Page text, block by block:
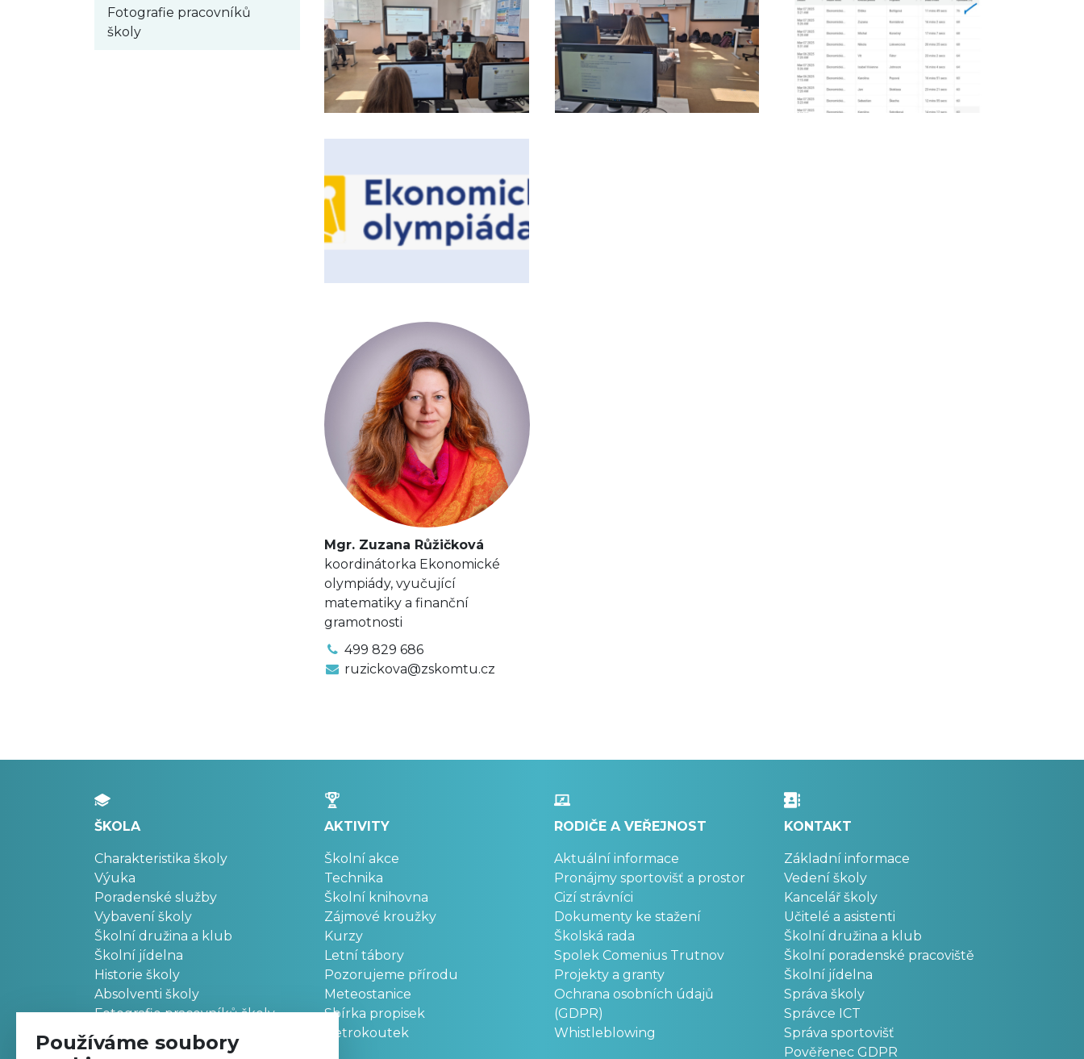
Fotografie pracovníků
školy
Mgr. Zuzana Růžičková
koordinátorka Ekonomické
olympiády, vyučující
matematiky a finanční
gramotnosti
499 829 686
ruzickova@zskomtu.cz
ŠKOLA
Charakteristika školy
Výuka
Poradenské služby
Vybavení školy
Školní družina a klub
Školní jídelna
Historie školy
Absolventi školy
Fotografie pracovníků školy
AKTIVITY
Školní akce
Technika
Školní knihovna
Zájmové kroužky
Kurzy
Letní tábory
Pozorujeme přírodu
Meteostanice
Sbírka propisek
Retrokoutek
RODIČE A VEŘEJNOST
Aktuální informace
Pronájmy sportovišť a prostor
Cizí strávníci
Dokumenty ke stažení
Školská rada
Spolek Comenius Trutnov
Projekty a granty
Ochrana osobních údajů
(GDPR)
Whistleblowing
KONTAKT
Základní informace
Vedení školy
Kancelář školy
Učitelé a asistenti
Školní družina a klub
Školní poradenské pracoviště
Školní jídelna
Správa školy
Správce ICT
Správa sportovišť
Pověřenec GDPR
Používáme soubory